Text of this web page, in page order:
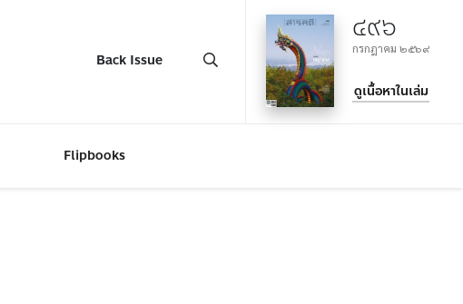
Back Issue
๔๙๖
กรกฎาคม ๒๕๖๙
ดูเนื้อหาในเล่ม
Flipbooks